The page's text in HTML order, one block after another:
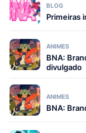
BLOG
Primeiras
ANIMES
BNA:
divulgado
ANIMES
BNA: